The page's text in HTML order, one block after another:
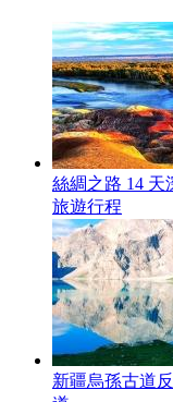
絲綢之路 14
旅遊行程
新疆烏孫古道